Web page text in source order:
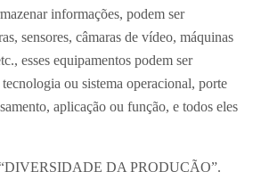
informações, podem ser
sensores, câmaras de vídeo, máquinas
esses equipamentos podem ser
ou sistema operacional, porte
aplicação ou função, e todos eles
“DIVERSIDADE DA PRODUÇÃO”.